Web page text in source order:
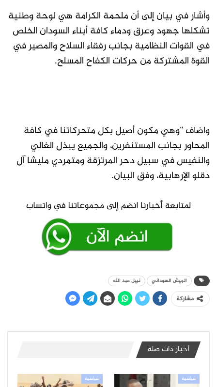
وأشار في بيان إلى أن ملحمة الكرامة هي لوحة وطنية
تشكلها جهود وعرق ودماء كافة أبناء السودان الخلص
في القوات النظامية بجانب رفقاء السلاح والمصير في
القوة المشتركة من حركات الكفاح المسلح.
واضاف “وهي مكون أصيل بكل متحركاتنا في كافة
المحاور بجانب المستنفرين، والجميع يبذل الغالي
والنفيس في سبيل دحر المرتزقة ومتمردي مليشا آل
دقلو الإرهابية، وفق البيان.
الجيش السوداني نبيل عبد الله
مشاركة
أخبار ذات صلة
سياسية سياسية